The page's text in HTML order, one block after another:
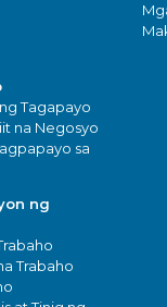
Tagapayo
na Negosyo
sa
ng
Trabaho